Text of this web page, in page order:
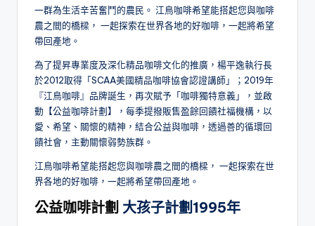
一群為生活辛苦奮鬥的農民。 江鳥咖啡希望能搭起您與咖啡
農之間的橋樑， 一起探索在世界各地的好咖啡，一起將希望
帶回產地。
為了提昇專業度及深化精品咖啡文化的推廣，楊平逸執行長
於2012取得「SCAA美國精品咖啡協會認證講師」；2019年
『江鳥咖啡』品牌誕生，再次賦予「咖啡獨特意義」，並啟
動【公益咖啡計劃】，每季提撥販售盈餘回饋社福機構，以
愛、希望、關懷的精神，結合公益與咖啡，透過善的循環回
饋社會，主動關懷弱勢族群。
江鳥咖啡希望能搭起您與咖啡農之間的橋樑， 一起探索在世
界各地的好咖啡，一起將希望帶回產地。
公益咖啡計劃 大孩子計劃1995年